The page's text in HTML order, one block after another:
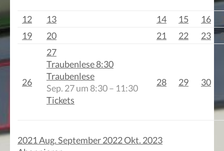
12 13 14 15 16
19
20 21 22 23
26
27
Traubenlese8:30
Traubenlese
Sep. 27 um 8:30 – 11:30
Tickets
28 29 30
2021Aug.September 2022Okt. 2023